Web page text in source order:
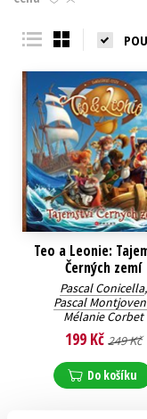
Young adult (SK)
Teo a Leonie:
Černých zemí
Pascal Conicella,
Pascal
Mélanie Corbet
199 Kč 249 Kč
Do košíku